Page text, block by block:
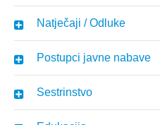
Natječaji / Odluke
Postupci javne nabave
Sestrinstvo